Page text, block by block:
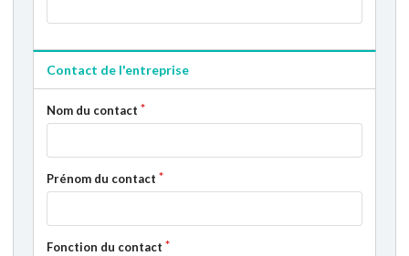
Contact de l'entreprise
Nom du contact
Prénom du contact
Fonction du contact